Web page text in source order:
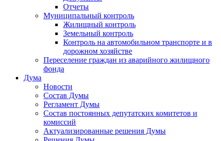
Отчеты
Муниципальный контроль
Жилищный контроль
Земельный контроль
Контроль на автомобильном транспорте и в
дорожном хозяйстве
Переселение граждан из аварийного жилищного
фонда
Дума
Новости
Состав Думы
Регламент Думы
Состав постоянных депутатских комитетов и
комиссий
Актуализированные решения Думы